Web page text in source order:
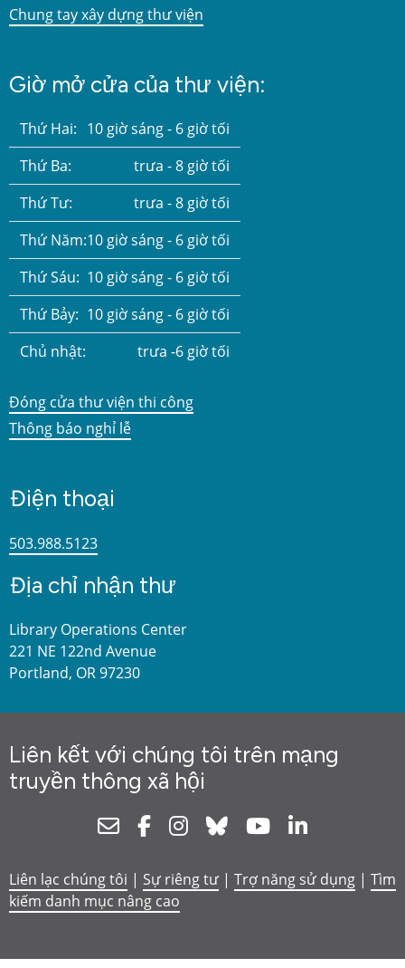
Chung tay xây dựng thư viện
Giờ mở cửa của thư viện:
Thứ Hai: 10 giờ sáng - 6 giờ tối
Thứ Ba:
trưa - 8 giờ tối
Thứ Tư:
trưa - 8 giờ tối
Thứ Năm:10 giờ sáng - 6 giờ tối
Thứ Sáu: 10 giờ sáng - 6 giờ tối
Thứ Bảy: 10 giờ sáng - 6 giờ tối
Chủ nhật:
trưa -6 giờ tối
Đóng cửa thư viện thi công
Thông báo nghỉ lễ
Điện thoại
503.988.5123
Địa chỉ nhận thư
Library Operations Center
221 NE 122nd Avenue
Portland, OR 97230
Liên kết với chúng tôi trên mạng
truyền thông xã hội
NewsletterFacebookInstagram
Bluesky Youtube
Liên lạc chúng tôi | Sự riêng tư | Trợ năng sử dụng | Tìm
kiếm danh mục nâng cao